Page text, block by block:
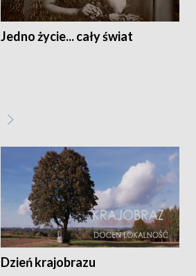
Jedno życie... cały świat
Dzień krajobrazu